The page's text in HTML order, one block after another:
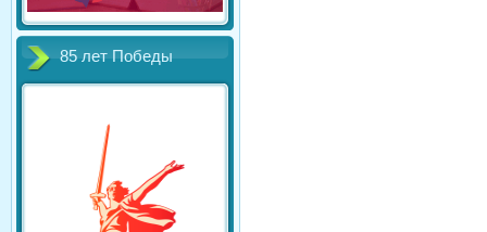
85 лет Победы